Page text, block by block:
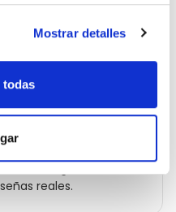
Mostrar detalles
todas
local en marcha
postal, Meta Ads
en Murcia,
reales.